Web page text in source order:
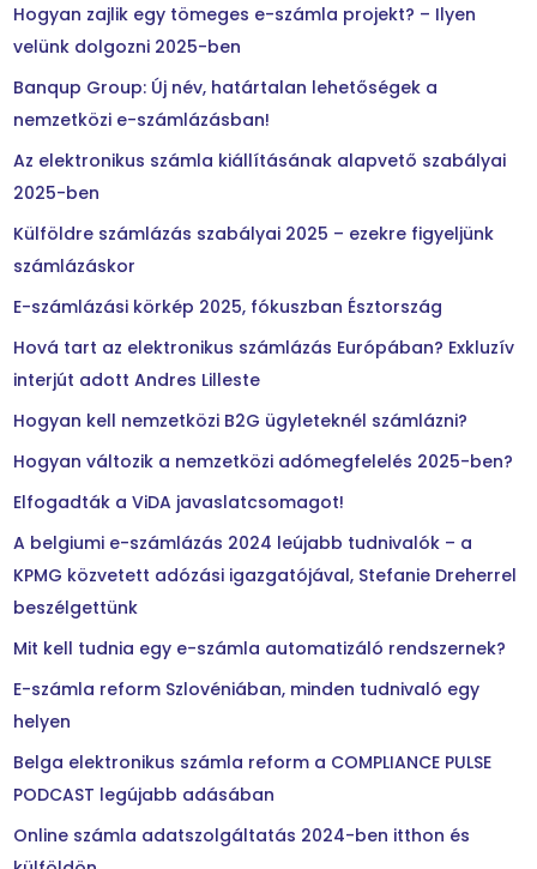
Hogyan zajlik egy tömeges e-számla projekt? – Ilyen
velünk dolgozni 2025-ben
Banqup Group: Új név, határtalan lehetőségek a
nemzetközi e-számlázásban!
Az elektronikus számla kiállításának alapvető szabályai
2025-ben
Külföldre számlázás szabályai 2025 – ezekre figyeljünk
számlázáskor
E-számlázási körkép 2025, fókuszban Észtország
Hová tart az elektronikus számlázás Európában? Exkluzív
interjút adott Andres Lilleste
Hogyan kell nemzetközi B2G ügyleteknél számlázni?
Hogyan változik a nemzetközi adómegfelelés 2025-ben?
Elfogadták a ViDA javaslatcsomagot!
A belgiumi e-számlázás 2024 leújabb tudnivalók – a
KPMG közvetett adózási igazgatójával, Stefanie Dreherrel
beszélgettünk
Mit kell tudnia egy e-számla automatizáló rendszernek?
E-számla reform Szlovéniában, minden tudnivaló egy
helyen
Belga elektronikus számla reform a COMPLIANCE PULSE
PODCAST legújabb adásában
Online számla adatszolgáltatás 2024-ben itthon és